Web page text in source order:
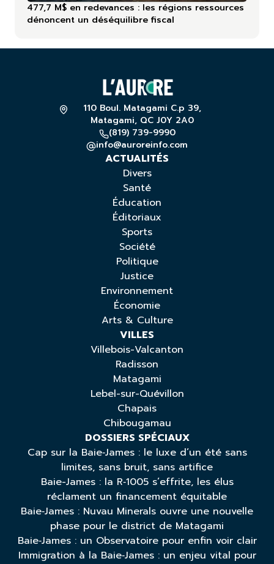
477,7 M$ en redevances : les régions ressources
dénoncent un déséquilibre fiscal
110 Boul. Matagami C.p 39,
Matagami, QC J0Y 2A0
(819) 739-9990
info@auroreinfo.com
ACTUALITÉS
Divers
Santé
Éducation
Éditoriaux
Sports
Société
Politique
Justice
Environnement
Économie
Arts & Culture
VILLES
Villebois-Valcanton
Radisson
Matagami
Lebel-sur-Quévillon
Chapais
Chibougamau
DOSSIERS SPÉCIAUX
Cap sur la Baie‑James : le luxe d’un été sans
limites, sans bruit, sans artifice
Baie-James : la R‑1005 s’effrite, les élus
réclament un financement équitable
Baie‑James : Nuvau Minerals ouvre une nouvelle
phase pour le district de Matagami
Baie‑James : un Observatoire pour enfin voir clair
Immigration à la Baie‑James : un enjeu vital pour